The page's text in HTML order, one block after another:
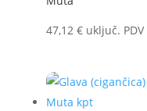
47,12 € uključ. PDV